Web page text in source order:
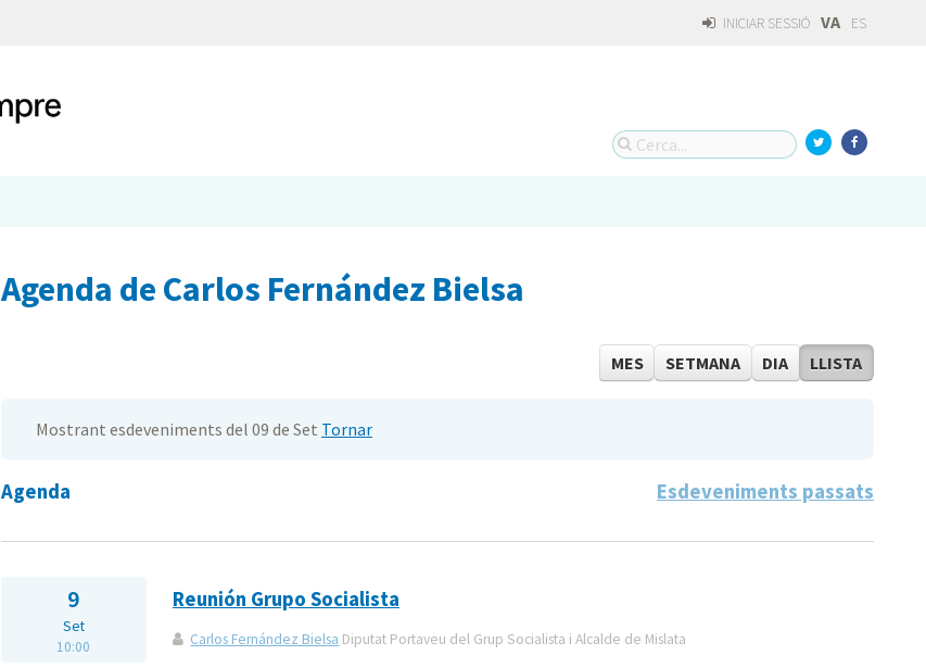
INICIAR SESSIÓ VA ES
Agenda de Carlos Fernández Bielsa
MES SETMANA DIA LLISTA
Mostrant esdeveniments del 09 de Set Tornar
Agenda Esdeveniments passats
9
Set
10:00
Reunión Grupo Socialista
Carlos Fernández Bielsa Diputat Portaveu del Grup Socialista i Alcalde de Mislata